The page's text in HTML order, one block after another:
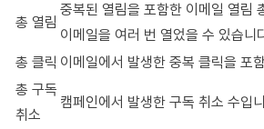
총 열림
중복된 열림을 포함한 이메일 열림
이메일을 여러 번 열었을 수 있습니
총 클릭 이메일에서 발생한 중복 클릭을 포
총 구독
취소
캠페인에서 발생한 구독 취소 수입